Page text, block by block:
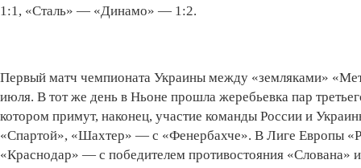
1:1, «Сталь» — «Динамо» — 1:2.
Первый матч чемпионата Украины между «земляками»
июля. В тот же день в Ньоне прошла жеребьевка пар
котором примут, наконец, участие команды России и
«Спартой», «Шахтер» — с «Фенербахче». В Лиге Европы
«Краснодар» — с победителем противостояния «Слована»